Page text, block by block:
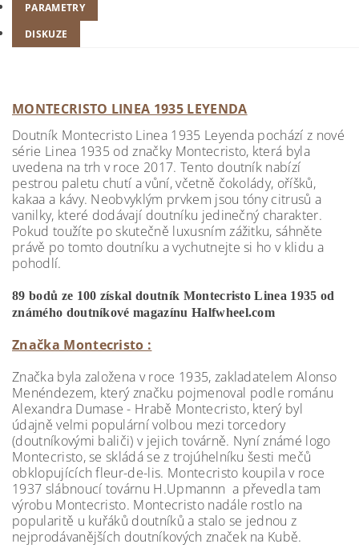
PARAMETRY
DISKUZE
MONTECRISTO LINEA 1935 LEYENDA
Doutník Montecristo Linea 1935 Leyenda pochází z nové
série Linea 1935 od značky Montecristo, která byla
uvedena na trh v roce 2017. Tento doutník nabízí
pestrou paletu chutí a vůní, včetně čokolády, oříšků,
kakaa a kávy. Neobvyklým prvkem jsou tóny citrusů a
vanilky, které dodávají doutníku jedinečný charakter.
Pokud toužíte po skutečně luxusním zážitku, sáhněte
právě po tomto doutníku a vychutnejte si ho v klidu a
pohodlí.
89 bodů ze 100 získal doutník Montecristo Linea 1935 od
známého doutníkové magazínu Halfwheel.com
Značka Montecristo :
Značka byla založena v roce 1935, zakladatelem Alonso
Menéndezem, který značku pojmenoval podle románu
Alexandra Dumase - Hrabě Montecristo, který byl
údajně velmi populární volbou mezi torcedory
(doutníkovými baliči) v jejich továrně. Nyní známé logo
Montecristo, se skládá se z trojúhelníku šesti mečů
obklopujících fleur-de-lis. Montecristo koupila v roce
1937 slábnoucí továrnu H.Upmannn a převedla tam
výrobu Montecristo. Montecristo nadále rostlo na
popularitě u kuřáků doutníků a stalo se jednou z
nejprodávanějších doutníkových značek na Kubě.